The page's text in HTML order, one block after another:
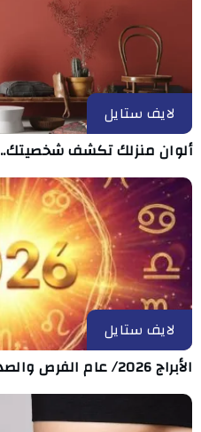
لايف ستايل
ألوان منزلك تكشف شخصيتك..
لايف ستايل
الأبراج 2026/ عام الفرص والصدمات المالية والصحية